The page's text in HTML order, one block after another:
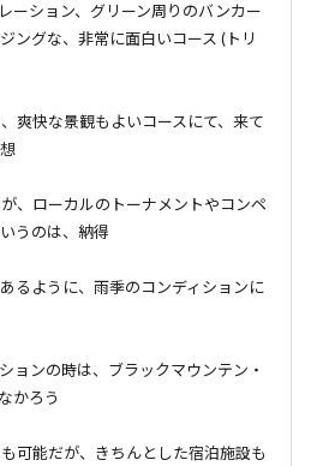
ーション、グリーン周りのバンカー
ングな、非常に面白いコース (トリ
爽快な景観もよいコースにて、来て
、ローカルのトーナメントやコンペ
うのは、納得
るように、雨季のコンディションに
ョンの時は、ブラックマウンテン・
かろう
可能だが、きちんとした宿泊施設も